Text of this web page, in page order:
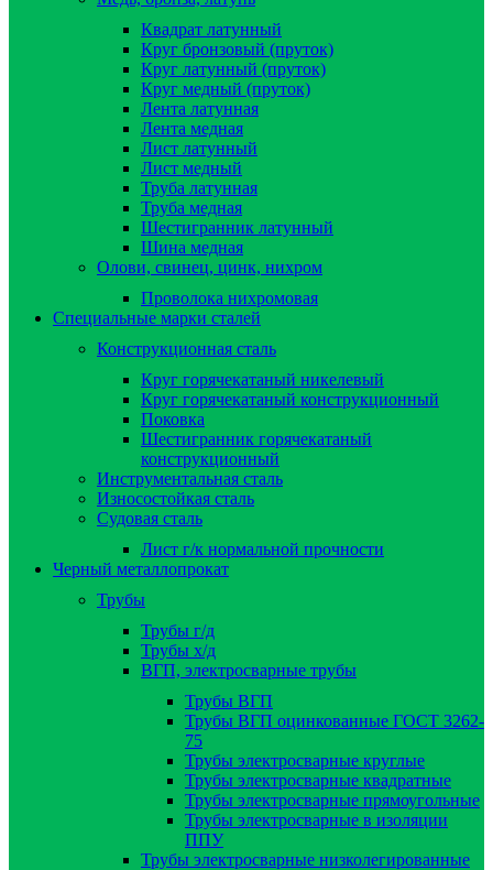
Квадрат латунный
Круг бронзовый (пруток)
Круг латунный (пруток)
Круг медный (пруток)
Лента латунная
Лента медная
Лист латунный
Лист медный
Труба латунная
Труба медная
Шестигранник латунный
Шина медная
Олови, свинец, цинк, нихром
Проволока нихромовая
Специальные марки сталей
Конструкционная сталь
Круг горячекатаный никелевый
Круг горячекатаный конструкционный
Поковка
Шестигранник горячекатаный
конструкционный
Инструментальная сталь
Износостойкая сталь
Судовая сталь
Лист г/к нормальной прочности
Черный металлопрокат
Трубы
Трубы г/д
Трубы х/д
ВГП, электросварные трубы
Трубы ВГП
Трубы ВГП оцинкованные ГОСТ 3262-
75
Трубы электросварные круглые
Трубы электросварные квадратные
Трубы электросварные прямоугольные
Трубы электросварные в изоляции
ППУ
Трубы электросварные низколегированные